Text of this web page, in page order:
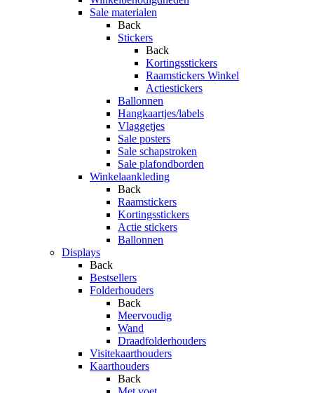
Sale materialen
Back
Stickers
Back
Kortingsstickers
Raamstickers Winkel
Actiestickers
Ballonnen
Hangkaartjes/labels
Vlaggetjes
Sale posters
Sale schapstroken
Sale plafondborden
Winkelaankleding
Back
Raamstickers
Kortingsstickers
Actie stickers
Ballonnen
Displays
Back
Bestsellers
Folderhouders
Back
Meervoudig
Wand
Draadfolderhouders
Visitekaarthouders
Kaarthouders
Back